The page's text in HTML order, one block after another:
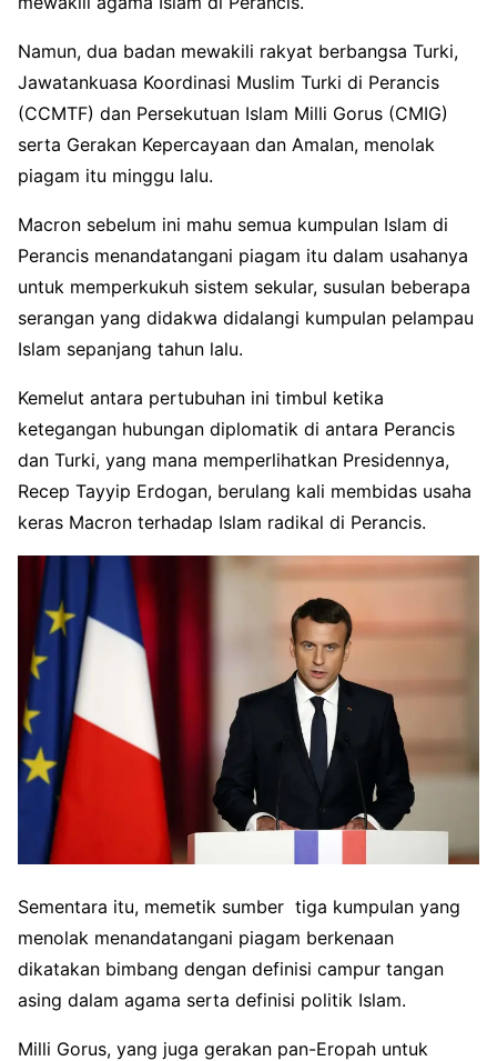
Namun, dua badan mewakili rakyat berbangsa Turki,
Jawatankuasa Koordinasi Muslim Turki di Perancis
(CCMTF) dan Persekutuan Islam Milli Gorus (CMIG)
serta Gerakan Kepercayaan dan Amalan, menolak
piagam itu minggu lalu.
Macron sebelum ini mahu semua kumpulan Islam di
Perancis menandatangani piagam itu dalam usahanya
untuk memperkukuh sistem sekular, susulan beberapa
serangan yang didakwa didalangi kumpulan pelampau
Islam sepanjang tahun lalu.
Kemelut antara pertubuhan ini timbul ketika
ketegangan hubungan diplomatik di antara Perancis
dan Turki, yang mana memperlihatkan Presidennya,
Recep Tayyip Erdogan, berulang kali membidas usaha
keras Macron terhadap Islam radikal di Perancis.
Sementara itu, memetik sumber tiga kumpulan yang
menolak menandatangani piagam berkenaan
dikatakan bimbang dengan definisi campur tangan
asing dalam agama serta definisi politik Islam.
Milli Gorus, yang juga gerakan pan-Eropah untuk